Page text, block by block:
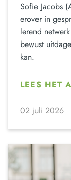
Sofie Jacobs
erover in
lerend
bewust
kan.
LEES HET
02 juli 2026